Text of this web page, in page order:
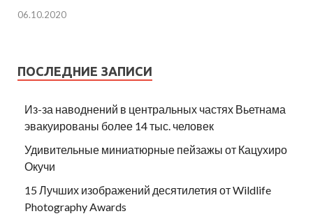
06.10.2020
ПОСЛЕДНИЕ ЗАПИСИ
Из-за наводнений в центральных частях Вьетнама
эвакуированы более 14 тыс. человек
Удивительные миниатюрные пейзажы от Кацухиро
Окучи
15 Лучших изображений десятилетия от Wildlife
Photography Awards